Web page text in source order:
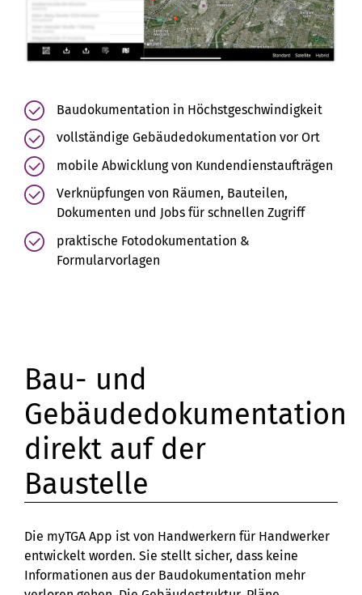
Baudokumentation in Höchstgeschwindigkeit
vollständige Gebäudedokumentation vor Ort
mobile Abwicklung von Kundendienstaufträgen
Verknüpfungen von Räumen, Bauteilen,
Dokumenten und Jobs für schnellen Zugriff
praktische Fotodokumentation &
Formularvorlagen
Bau- und
Gebäudedokumentation
direkt auf der
Baustelle
Die myTGA App ist von Handwerkern für Handwerker
entwickelt worden. Sie stellt sicher, dass keine
Informationen aus der Baudokumentation mehr